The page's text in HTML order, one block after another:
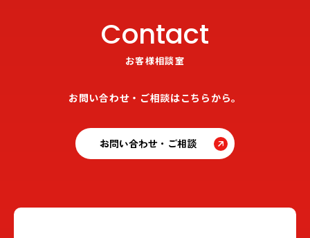
Contact
お客様相談室
お問い合わせ・ご相談はこちらから。
お問い合わせ・ご相談